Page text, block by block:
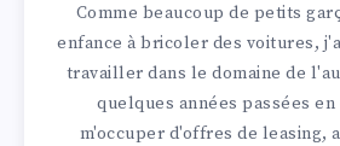
Comme beaucoup de petits
enfance à bricoler des voitures,
travailler dans le domaine de
quelques années passées en
m'occuper d'offres de leasing,